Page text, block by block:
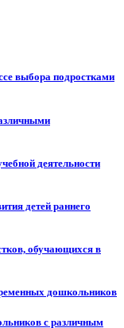
выбора подростками
деятельности
детей раннего
обучающихся в
дошкольников
с различным